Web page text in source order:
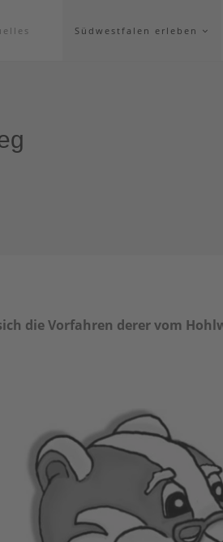
Südwestfalen erleben
die Vorfahren derer vom